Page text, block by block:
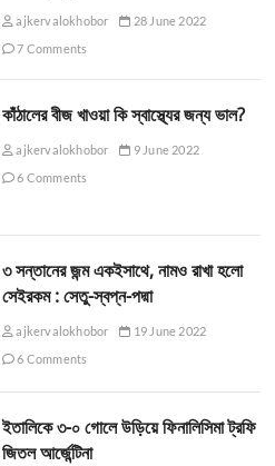
ajkervalokhobor
28 June 2022
7 Comments
কাঁঠালের বীজ খাওয়া কি স্বাস্থ্যের জন্য ভাল?
ajkervalokhobor
9 June 2022
6 Comments
৩ সন্তানের জন্ম একইসাথে, নামও রাখা হলো
সেইরকম : সেতু-স্বপ্ন-পদ্মা
ajkervalokhobor
19 June 2022
6 Comments
ইতালিকে ৩-০ গোলে উড়িয়ে ফিনালিসিমা ট্রফি
জিতল আর্জেন্টিনা